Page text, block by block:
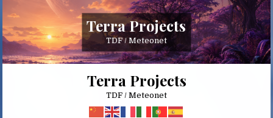
content
Terra Projects
TDF / Meteonet
Terra Projects
TDF / Meteonet